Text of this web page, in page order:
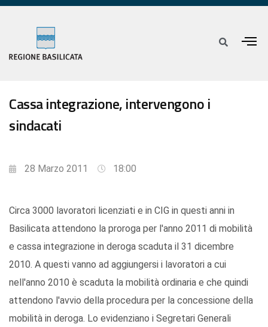
Cassa integrazione, intervengono i
sindacati
28 Marzo 2011 18:00
Circa 3000 lavoratori licenziati e in CIG in questi anni in
Basilicata attendono la proroga per l'anno 2011 di mobilità
e cassa integrazione in deroga scaduta il 31 dicembre
2010. A questi vanno ad aggiungersi i lavoratori a cui
nell'anno 2010 è scaduta la mobilità ordinaria e che quindi
attendono l'avvio della procedura per la concessione della
mobilità in deroga. Lo evidenziano i Segretari Generali